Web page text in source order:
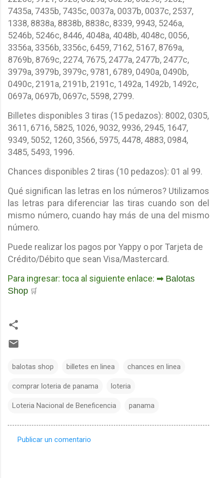
7435a, 7435b, 7435c, 0037a, 0037b, 0037c, 2537,
1338, 8838a, 8838b, 8838c, 8339, 9943, 5246a,
5246b, 5246c, 8446, 4048a, 4048b, 4048c, 0056,
3356a, 3356b, 3356c, 6459, 7162, 5167, 8769a,
8769b, 8769c, 2274, 7675, 2477a, 2477b, 2477c,
3979a, 3979b, 3979c, 9781, 6789, 0490a, 0490b,
0490c, 2191a, 2191b, 2191c, 1492a, 1492b, 1492c,
0697a, 0697b, 0697c, 5598, 2799.
Billetes disponibles 3 tiras (15 pedazos): 8002, 0305,
3611, 6716, 5825, 1026, 9032, 9936, 2945, 1647,
9349, 5052, 1260, 3566, 5975, 4478, 4883, 0984,
3485, 5493, 1996.
Chances disponibles 2 tiras (10 pedazos): 01 al 99.
Qué significan las letras en los números? Utilizamos
las letras para diferenciar las tiras cuando son del
mismo número, cuando hay más de una del mismo
número.
Puede realizar los pagos por Yappy o por Tarjeta de
Crédito/Débito que sean Visa/Mastercard.
Para ingresar: toca al siguiente enlace: ➡ Balotas
Shop 🛒
balotas shop billetes en linea chances en linea
comprar loteria de panama loteria
Loteria Nacional de Beneficencia panama
Publicar un comentario